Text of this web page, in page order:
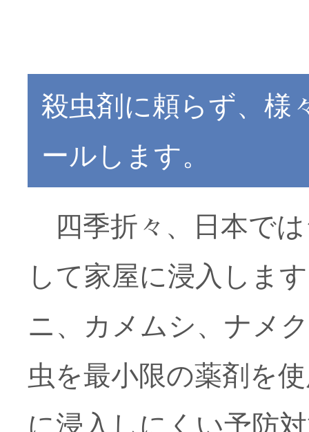
殺虫剤に頼らず、様
ールします。
四季折々、日本で
して家屋に浸入しま
ニ、カメムシ、ナメ
虫を最小限の薬剤を
に浸入しにくい予防